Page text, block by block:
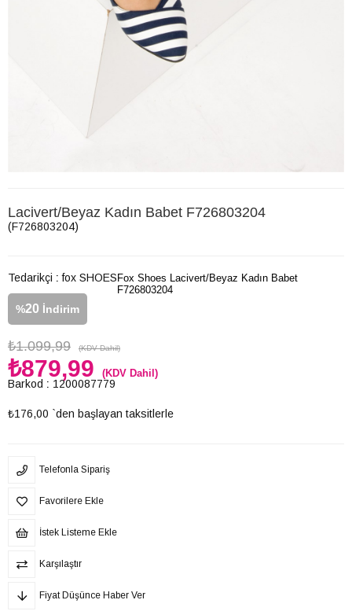
Lacivert/Beyaz Kadın Babet F726803204
(F726803204)
Tedarikçi : fox SHOES
%20 İndirim
₺1.099,99 (KDV Dahil)
₺879,99 (KDV Dahil)
Barkod : 1200087779
₺176,00 `den başlayan taksitlerle
Fox Shoes Lacivert/Beyaz Kadın Babet
F726803204
Telefonla Sipariş
Favorilere Ekle
İstek Listeme Ekle
Karşılaştır
Fiyat Düşünce Haber Ver